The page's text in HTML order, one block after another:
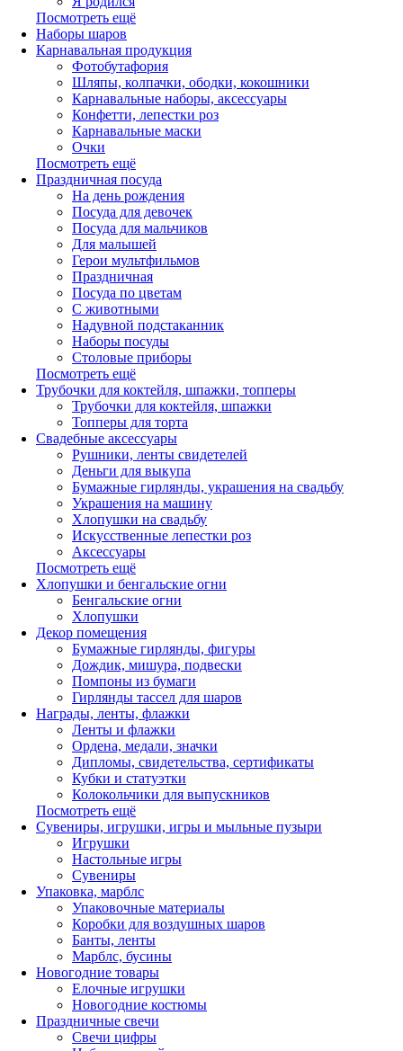
Посмотреть ещё
Наборы шаров
Карнавальная продукция
Фотобутафория
Шляпы, колпачки, ободки, кокошники
Карнавальные наборы, аксессуары
Конфетти, лепестки роз
Карнавальные маски
Очки
Посмотреть ещё
Праздничная посуда
На день рождения
Посуда для девочек
Посуда для мальчиков
Для малышей
Герои мультфильмов
Праздничная
Посуда по цветам
С животными
Надувной подстаканник
Наборы посуды
Столовые приборы
Посмотреть ещё
Трубочки для коктейля, шпажки, топперы
Трубочки для коктейля, шпажки
Топперы для торта
Свадебные аксессуары
Рушники, ленты свидетелей
Деньги для выкупа
Бумажные гирлянды, украшения на свадьбу
Украшения на машину
Хлопушки на свадьбу
Искусственные лепестки роз
Аксессуары
Посмотреть ещё
Хлопушки и бенгальские огни
Бенгальские огни
Хлопушки
Декор помещения
Бумажные гирлянды, фигуры
Дождик, мишура, подвески
Помпоны из бумаги
Гирлянды тассел для шаров
Награды, ленты, флажки
Ленты и флажки
Ордена, медали, значки
Дипломы, свидетельства, сертификаты
Кубки и статуэтки
Колокольчики для выпускников
Посмотреть ещё
Сувениры, игрушки, игры и мыльные пузыри
Игрушки
Настольные игры
Сувениры
Упаковка, марблс
Упаковочные материалы
Коробки для воздушных шаров
Банты, ленты
Марблс, бусины
Новогодние товары
Елочные игрушки
Новогодние костюмы
Праздничные свечи
Свечи цифры